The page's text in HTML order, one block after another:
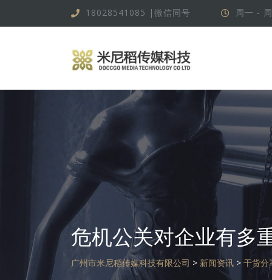
转
18028541085 |微信同号 周一 -
危机公关对企业有多
广州市米尼稻传媒科技有限公司 > 新闻资讯 > 干货分